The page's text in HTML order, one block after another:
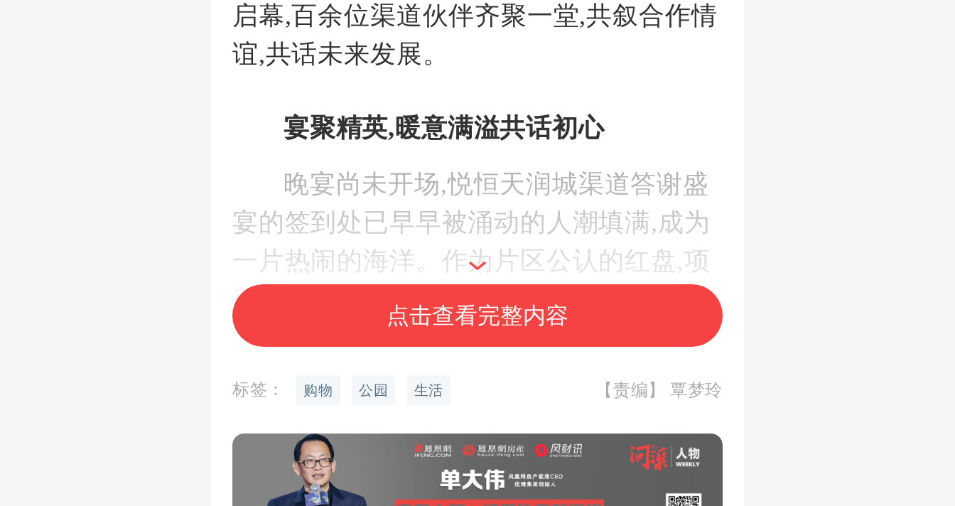
启幕,百余位渠道伙伴齐聚一堂,共叙合作情
谊,共话未来发展。
宴聚精英,暖意满溢共话初心
晚宴尚未开场,悦恒天润城渠道答谢盛
宴的签到处已早早被涌动的人潮填满,成为
一片热闹的海洋。作为片区公认的红盘,项
目的强大号召力在此刻尽显 —— 渠道伙伴
们从各地陆续赶来,队伍沿着签到处蜿蜒延
伸,交谈声、笑声与工作人员的引导声交织
最直接的印证,更预示着这场合作盛会的圆
满开篇。
点击查看完整内容
标签： 购物 公园 生活 【责编】 覃梦玲